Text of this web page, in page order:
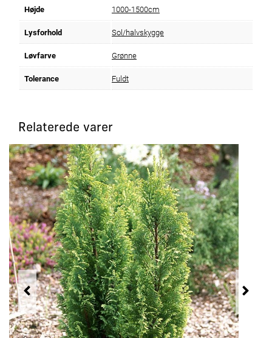
Højde 1000-1500cm
Lysforhold Sol/halvskygge
Løvfarve Grønne
Tolerance Fuldt
Relaterede varer